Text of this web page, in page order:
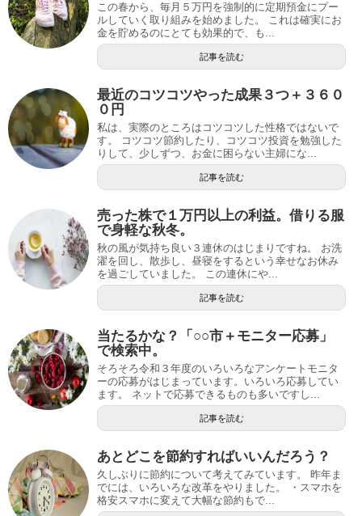
この春から、毎月５万円を強制的に定期預金にプー
ルしていく取り組みを始めました。 これは確実にお
金を貯めるのにとても効果的で、も...
記事を読む
最近のコツコツやった成果３つ＋３６０
０円
私は、実際のところはコツコツした性格ではないで
す。 コツコツ節約したり、コツコツ投資を勉強した
りして、少しずつ、お金に困らない主婦にな...
記事を読む
売った株で１万円以上の利益。借りる服
で身軽な秋冬。
秋の風が気持ち良い３連休のはじまりですね。 お洗
濯を回し、散歩し、昼寝をするという幸せなお休み
を過ごしていました。 この連休にや...
記事を読む
当たるかな？「○○市＋モニター応募」
で検索中。
そろそろ令和３年度のいろいろなアンケートモニタ
ーの応募がはじまっています。いろいろ応募してい
ます。 ネットで応募できるものも多いですし...
記事を読む
あとどこを節約すればいいんだろう？
久しぶりに節約について考えてみています。 昨年ま
でには、いろいろな改革をやりました。 ・スマホを
格安スマホに変えて大幅な節約もで...